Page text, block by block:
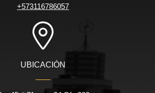
+573116786057
UBICACIÓN